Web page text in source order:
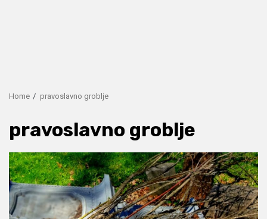
Home pravoslavno groblje
pravoslavno groblje